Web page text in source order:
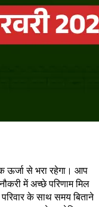
ऊर्जा से भरा रहेगा। आप
में अच्छे परिणाम मिल
के साथ समय बिताने